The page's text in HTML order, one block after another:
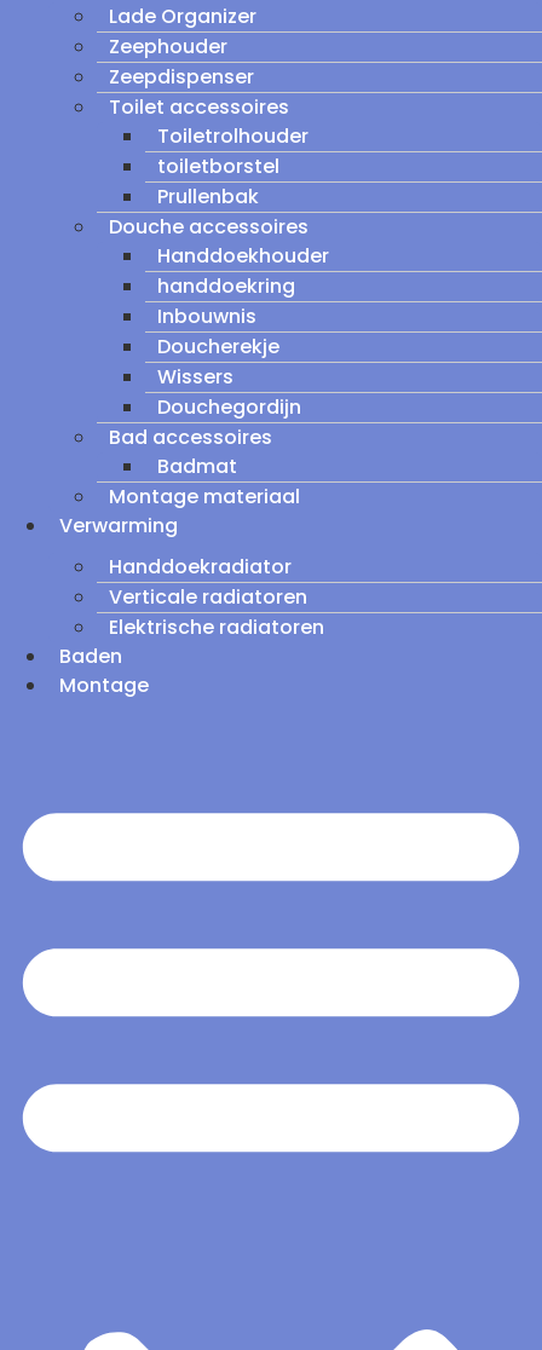
Lade Organizer
Zeephouder
Zeepdispenser
Toilet accessoires
Toiletrolhouder
toiletborstel
Prullenbak
Douche accessoires
Handdoekhouder
handdoekring
Inbouwnis
Doucherekje
Wissers
Douchegordijn
Bad accessoires
Badmat
Montage materiaal
Verwarming
Handdoekradiator
Verticale radiatoren
Elektrische radiatoren
Baden
Montage